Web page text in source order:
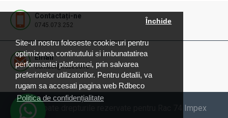
Site-ul nostru foloseste cookie-uri pentru
optimizarea continutului si imbunatatirea
performantei platformei, prin salvarea
preferintelor utilizatorilor. Pentru detalii, va
rugam sa accesati pagina web Rdbeco
Politica de confidențialitate
Închide
Contactați-ne
0745.073.252
Email
contact@rdbeco.ro
© 2025 Toate drepturile rezervate pentru Rac 74 Impex